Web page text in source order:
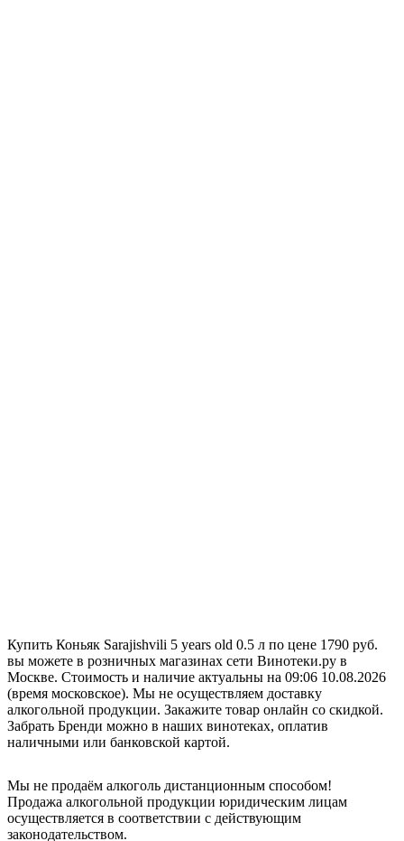
Купить Коньяк Sarajishvili 5 years old 0.5 л по цене 1790 руб.
вы можете в розничных магазинах сети Винотеки.ру в
Москве. Стоимость и наличие актуальны на 09:06 10.08.2026
(время московское). Мы не осуществляем доставку
алкогольной продукции. Закажите товар онлайн со скидкой.
Забрать Бренди можно в наших винотеках, оплатив
наличными или банковской картой.
Мы не продаём алкоголь дистанционным способом!
Продажа алкогольной продукции юридическим лицам
осуществляется в соответствии с действующим
законодательством.